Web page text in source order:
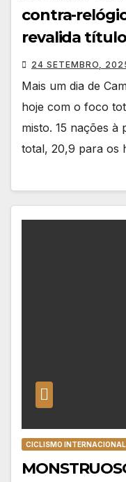
contra-
revalida
24 SETEMBRO,
Mais um dia de
hoje com o foco
misto. 15 nações à
total, 20,9 para os
CICLISMO INTERNACIONAL